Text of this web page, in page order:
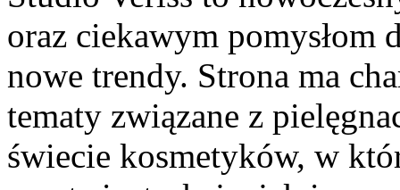
oraz ciekawym pomysłom
nowe trendy. Strona ma
tematy związane z
świecie kosmetyków, w